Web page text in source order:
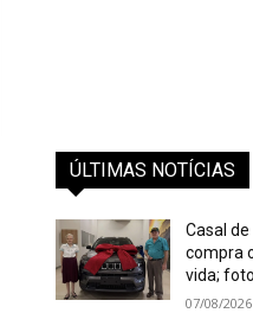
ÚLTIMAS NOTÍCIAS
Casal
compra
vida;
07/08/2026